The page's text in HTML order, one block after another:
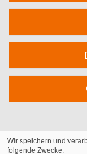
Wir speichern und
folgende Zwecke: